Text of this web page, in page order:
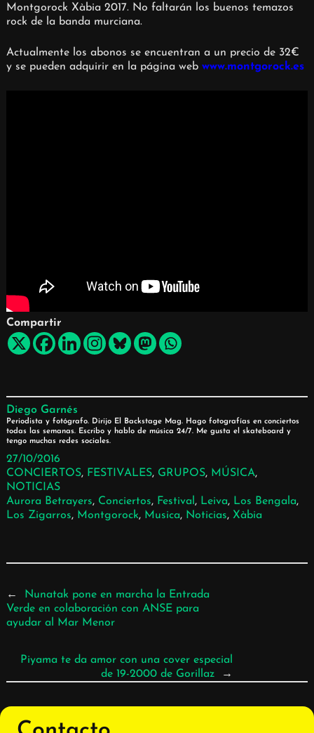
Montgorock Xàbia 2017. No faltarán los buenos temazos
rock de la banda murciana.
Actualmente los abonos se encuentran a un precio de 32€
y se pueden adquirir en la página web www.montgorock.es
Compartir
Diego Garnés
Periodista y fotógrafo. Dirijo El Backstage Mag. Hago fotografías en conciertos
todas las semanas. Escribo y hablo de música 24/7. Me gusta el skateboard y
tengo muchas redes sociales.
27/10/2016
CONCIERTOS, FESTIVALES, GRUPOS, MÚSICA,
NOTICIAS
Aurora Betrayers, Conciertos, Festival , Leiva, Los Bengala ,
Los Zigarros, Montgorock, Musica, Noticias, Xàbia
←
Nunatak pone en marcha la Entrada
Verde en colaboración con ANSE para
ayudar al Mar Menor
Piyama te da amor con una cover especial
de 19-2000 de Gorillaz
→